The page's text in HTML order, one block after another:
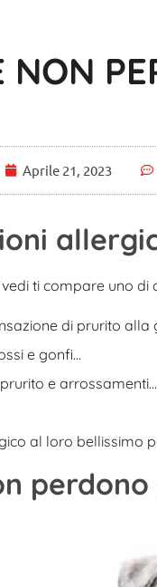
NON
Aprile 21, 2023
ti compare uno di
di prurito alla
e gonfi…
e arrossamenti…
al loro bellissimo